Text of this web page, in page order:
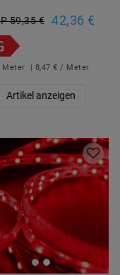
59,35 € 42,36 €
Meter | 8,47 € / Meter
Artikel anzeigen